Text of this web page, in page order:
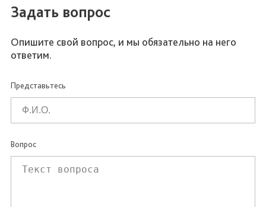
Задать вопрос
Опишите свой вопрос, и мы обязательно на него
ответим.
Представьтесь
Вопрос